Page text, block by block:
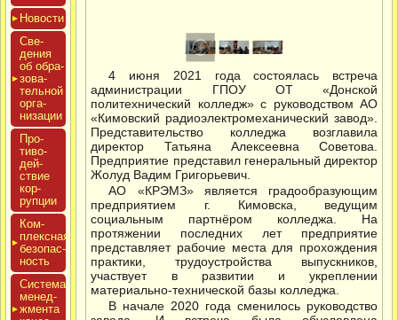
Новос­ти
Све­
дения
об об­ра­
зова­
тель­ной
ор­га­
низа­ции
Про­
тиво­
дей­
ствие
кор­
рупции
Ком­
плексная
бе­зопас­
ность
Сис­те­ма
ме­нед­
жмен­та
4 июня 2021 года состоялась встреча
администрации ГПОУ ОТ «Донской
политехнический колледж» с руководством АО
«Кимовский радиоэлектромеханический завод».
Представительство колледжа возглавила
директор Татьяна Алексеевна Советова.
Предприятие представил генеральный директор
Жолуд Вадим Григорьевич.
АО «КРЭМЗ» является градообразующим
предприятием г. Кимовска, ведущим
социальным партнёром колледжа. На
протяжении последних лет предприятие
представляет рабочие места для прохождения
практики, трудоустройства выпускников,
участвует в развитии и укреплении
материально-технической базы колледжа.
В начале 2020 года сменилось руководство